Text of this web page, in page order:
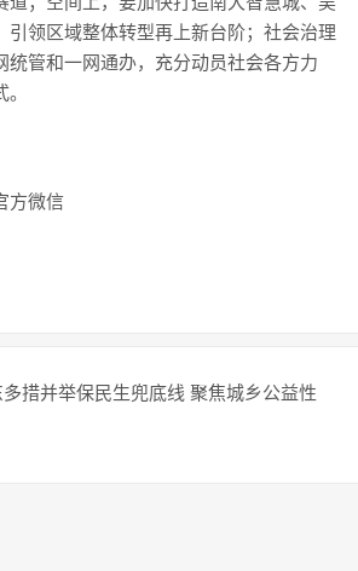
引领区域整体转型再上新台阶；社会治理
统管和一网通办，充分动员社会各方力
方微信
措并举保民生兜底线 聚焦城乡公益性
项政策